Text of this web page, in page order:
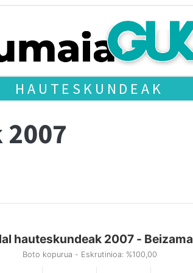
HAUTESKUNDEAK
hauteskundeak 2007 - Beizama
Boto kopurua - Eskrutinioa: %100,00